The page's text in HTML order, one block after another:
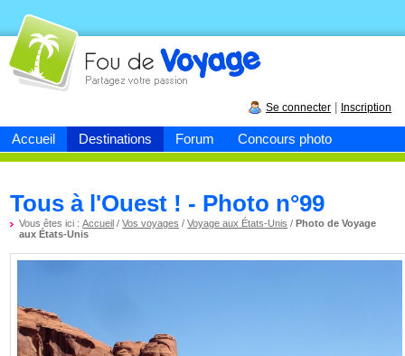
Accueil Destinations Forum Concours photo
Fou devoyage
Se connecter Inscription
Tous à l'Ouest ! - Photo n°99
Vous êtes ici :Accueil /Vos voyages /Voyage aux États-Unis /Photo de Voyage
aux États-Unis